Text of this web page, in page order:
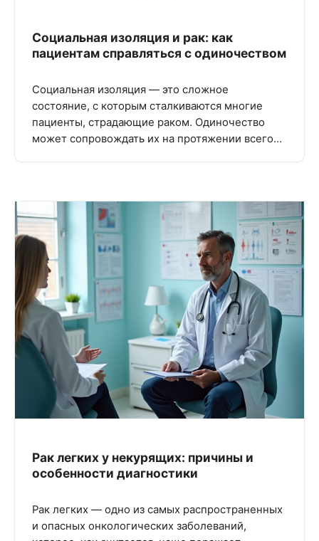
Социальная изоляция и рак: как
пациентам справляться с одиночеством
Социальная изоляция — это сложное
состояние, с которым сталкиваются многие
пациенты, страдающие раком. Одиночество
может сопровождать их на протяжении всего…
Рак легких у некурящих: причины и
особенности диагностики
Рак легких — одно из самых распространенных
и опасных онкологических заболеваний,